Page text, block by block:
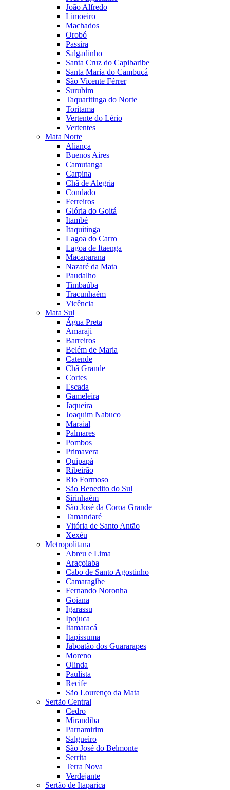
João Alfredo
Limoeiro
Machados
Orobó
Passira
Salgadinho
Santa Cruz do Capibaribe
Santa Maria do Cambucá
São Vicente Férrer
Surubim
Taquaritinga do Norte
Toritama
Vertente do Lério
Vertentes
Mata Norte
Aliança
Buenos Aires
Camutanga
Carpina
Chã de Alegria
Condado
Ferreiros
Glória do Goitá
Itambé
Itaquitinga
Lagoa do Carro
Lagoa de Itaenga
Macaparana
Nazaré da Mata
Paudalho
Timbaúba
Tracunhaém
Vicência
Mata Sul
Água Preta
Amaraji
Barreiros
Belém de Maria
Catende
Chã Grande
Cortes
Escada
Gameleira
Jaqueira
Joaquim Nabuco
Maraial
Palmares
Pombos
Primavera
Quipapá
Ribeirão
Rio Formoso
São Benedito do Sul
Sirinhaém
São José da Coroa Grande
Tamandaré
Vitória de Santo Antão
Xexéu
Metropolitana
Abreu e Lima
Araçoiaba
Cabo de Santo Agostinho
Camaragibe
Fernando Noronha
Goiana
Igarassu
Ipojuca
Itamaracá
Itapissuma
Jaboatão dos Guararapes
Moreno
Olinda
Paulista
Recife
São Lourenço da Mata
Sertão Central
Cedro
Mirandiba
Parnamirim
Salgueiro
São José do Belmonte
Serrita
Terra Nova
Verdejante
Sertão de Itaparica